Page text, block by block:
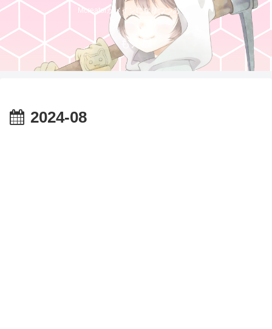
Mcreatorがメインになりつつある。
もえ屋
2024-08